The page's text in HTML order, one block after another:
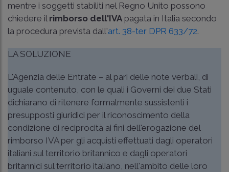
mentre i soggetti stabiliti nel Regno Unito possono
chiedere il rimborso dell'IVA pagata in Italia secondo
la procedura prevista dall'art. 38-ter DPR 633/72.
LA SOLUZIONE
L'Agenzia delle Entrate – al pari delle note verbali, di
uguale contenuto, con le quali i Governi dei due Stati
dichiarano di ritenere formalmente sussistenti i
presupposti giuridici per il riconoscimento della
condizione di reciprocità ai fini dell'erogazione del
rimborso IVA per gli acquisti effettuati dagli operatori
italiani sul territorio britannico e dagli operatori
britannici sul territorio italiano, nell'ambito delle loro